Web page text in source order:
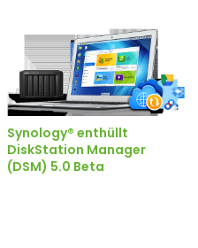
Synology® enthüllt
DiskStation Manager
(DSM) 5.0 Beta